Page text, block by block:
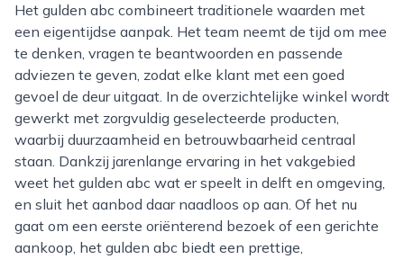
Het gulden abc combineert traditionele waarden met
een eigentijdse aanpak. Het team neemt de tijd om mee
te denken, vragen te beantwoorden en passende
adviezen te geven, zodat elke klant met een goed
gevoel de deur uitgaat. In de overzichtelijke winkel wordt
gewerkt met zorgvuldig geselecteerde producten,
waarbij duurzaamheid en betrouwbaarheid centraal
staan. Dankzij jarenlange ervaring in het vakgebied
weet het gulden abc wat er speelt in delft en omgeving,
en sluit het aanbod daar naadloos op aan. Of het nu
gaat om een eerste oriënterend bezoek of een gerichte
aankoop, het gulden abc biedt een prettige,